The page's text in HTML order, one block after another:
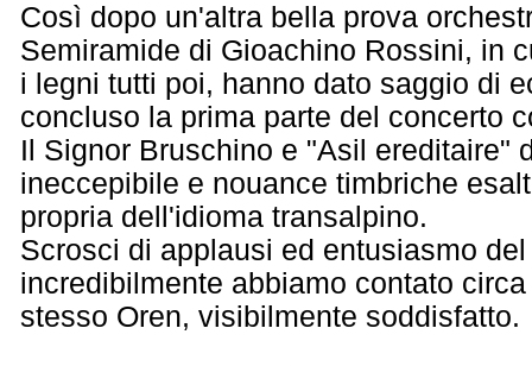
Così dopo un'altra bella prova
Semiramide di Gioachino Rossini, in
i legni tutti poi, hanno dato saggio di
concluso la prima parte del concerto
Il Signor Bruschino e "Asil ereditaire"
ineccepibile e nouance timbriche
propria dell'idioma transalpino.
Scrosci di applausi ed entusiasmo
incredibilmente abbiamo contato
stesso Oren, visibilmente soddisfatto.